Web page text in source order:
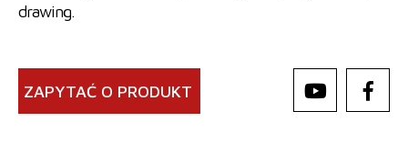
drawing.
ZAPYTAĆ O PRODUKT